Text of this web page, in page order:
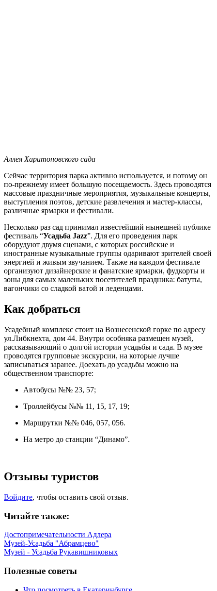
Аллея Харитоновского сада
Сейчас территория парка активно используется, и потому он
по-прежнему имеет большую посещаемость. Здесь проводятся
массовые праздничные мероприятия, музыкальные концерты,
выступления поэтов, детские развлечения и мастер-классы,
различные ярмарки и фестивали.
Несколько раз сад принимал известейший нынешней публике
фестиваль “Усадьба Jazz”. Для его проведения парк
оборудуют двумя сценами, с которых российские и
иностранные музыкальные группы одаривают зрителей своей
энергией и живым звучанием. Также на каждом фестивале
организуют дизайнерские и фанатские ярмарки, фудкорты и
зоны для самых маленьких посетителей праздника: батуты,
вагончики со сладкой ватой и леденцами.
Как добраться
Усадебный комплекс стоит на Вознесенской горке по адресу
ул.Либкнехта, дом 44. Внутри особняка размещен музей,
рассказывающий о долгой истории усадьбы и сада. В музее
проводятся групповые экскурсии, на которые лучше
записываться заранее. Доехать до усадьбы можно на
общественном транспорте:
Автобусы №№ 23, 57;
Троллейбусы №№ 11, 15, 17, 19;
Маршрутки №№ 046, 057, 056.
На метро до станции “Динамо”.
Отзывы туристов
Войдите, чтобы оставить свой отзыв.
Читайте также:
Достопримечательности Адлера
Музей-Усадьба "Абрамцево"
Музей - Усадьба Рукавишниковых
Полезные советы